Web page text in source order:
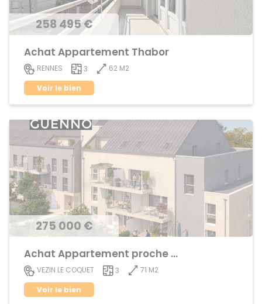
258 495 €
Achat Appartement Thabor
RENNES 3
62 M2
Voir le bien
275 000 €
Achat Appartement proche centre ville
VEZIN LE COQUET 3
71 M2
Voir le bien